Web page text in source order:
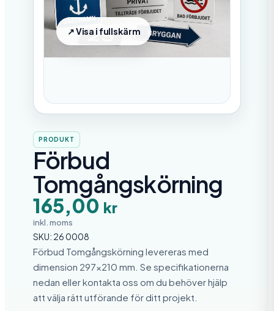
PRODUKT
Förbud
Tomgångskörning
165,00 kr
inkl. moms
SKU: 26 0008
Förbud Tomgångskörning levereras med
dimension 297×210 mm. Se specifikationerna
nedan eller kontakta oss om du behöver hjälp
att välja rätt utförande för ditt projekt.